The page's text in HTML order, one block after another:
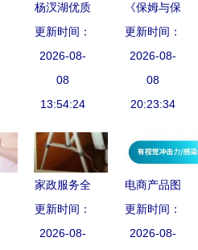
杨汊湖优质
家政推荐
八年老店，
专业月嫂、
保姆与育婴
更新时间：
2026-08-
08
13:54:24
《保姆与保
安》再续
《保姆》前
缘 原班人
马出演 家
注
更新时间：
2026-08-
08
20:23:34
家政服务全
国连锁，开
启品质生活
更新时间：
2026-08-
电商产品图
片制作保姆
级教程 让
更新时间：
2026-08-